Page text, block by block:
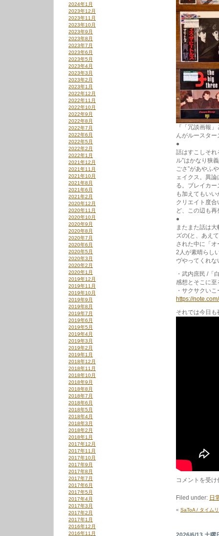
『「冗談画報
んがルースタ
●
話はすこしそれ
ル”はかなり狭
ごさ”があやふ
ェイクス。異
る。ブレイカ
も加えてもい
クリエイト度
ど、この辺も
●
またまた話は
ズの(と、あえ
された中に「
2人が素晴らし
ヴやってくれな
・武内庶民 /「
感想とそこに至
・サクサクい
https://
それでは今日
6/20
コメントを受
Filed under: 日
« SaToA / タイム
2024年1月
2023年12月
2023年11月
2023年10月
2023年9月
2023年8月
2023年7月
2023年6月
2023年5月
2023年4月
2023年3月
2023年2月
2023年1月
2022年12月
2022年11月
2022年10月
2022年9月
2022年8月
2022年7月
2022年6月
2022年5月
2022年2月
2022年1月
2021年12月
2021年11月
2021年10月
2021年8月
2021年6月
2021年2月
2020年12月
2020年11月
2020年10月
2020年9月
2020年8月
2020年7月
2020年6月
2020年5月
2020年3月
2020年2月
2020年1月
2019年12月
2019年11月
2019年10月
2019年9月
2019年8月
2019年7月
2019年6月
2019年5月
2019年4月
2019年3月
2019年2月
2019年1月
2018年12月
2018年11月
2018年10月
2018年9月
2018年8月
2018年7月
2018年6月
2018年5月
2018年4月
2018年3月
2018年2月
2018年1月
2017年12月
2017年11月
2017年10月
2017年9月
2017年8月
2017年7月
2017年6月
2017年5月
2017年4月
2017年3月
2017年2月
2017年1月
2016年12月
2016年11月